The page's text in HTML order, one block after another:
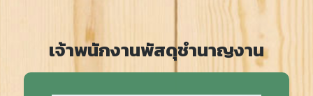
เจ้าพนักงานพัสดุชำนาญงาน